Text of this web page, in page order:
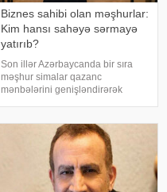
Biznes sahibi olan məşhurlar:
Kim hansı sahəyə sərmayə
yatırıb?
Son illər Azərbaycanda bir sıra
məşhur simalar qazanc
mənbələrini genişləndirərək
restoran, kafe, geyim, gözəllik və
qida sektorunda fəaliyyət
göstərən, öz adları il